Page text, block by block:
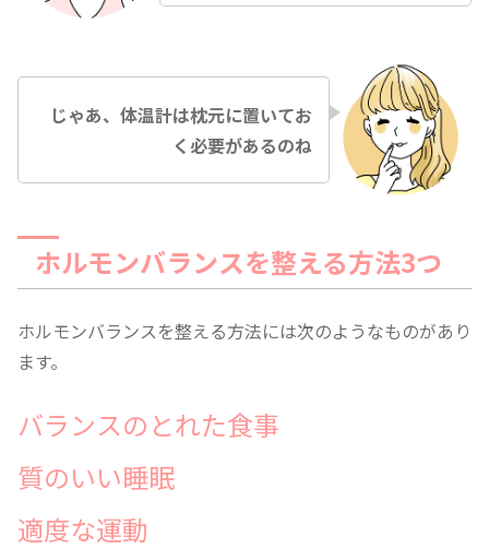
じゃあ、体温計は枕元に置いてお
く必要があるのね
ホルモンバランスを整える方法3つ
ホルモンバランスを整える方法には次のようなものがあり
ます。
バランスのとれた食事
質のいい睡眠
適度な運動